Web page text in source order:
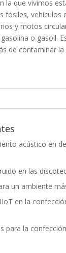
la que vivimos
fósiles, vehículos
y motos
o gasoil.
de contaminar
acústico en
en las
un ambiente
en la
para la